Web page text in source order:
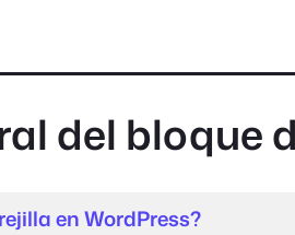
del bloque
en WordPress?